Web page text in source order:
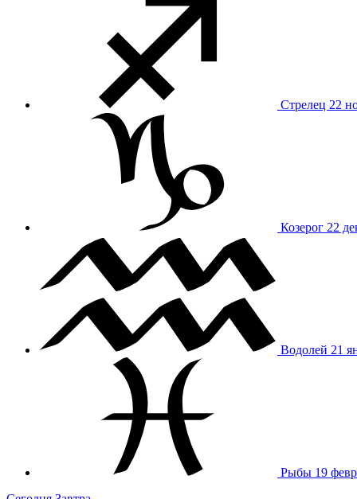
Стрелец 22
Козерог 22
Водолей 21
Рыбы 19